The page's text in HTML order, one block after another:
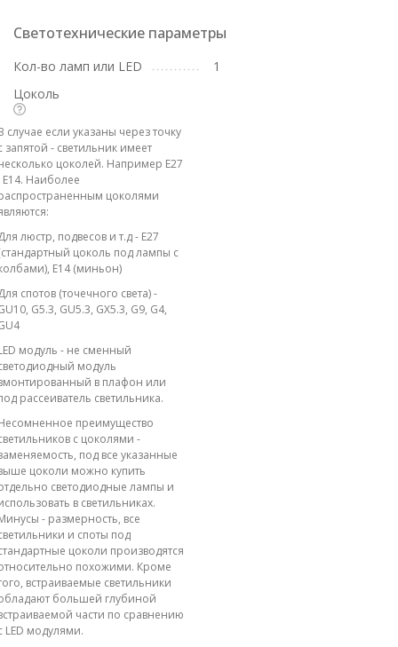
Светотехнические параметры
Кол-во ламп или LED
1
Цоколь
случае если указаны через точку
запятой - светильник имеет
цоколей. Например E27
E14. Наиболее
цоколями
люстр, подвесов и т.д - E27
цоколь под лампы с
E14 (миньон)
спотов (точечного света) -
G5.3, GU5.3, GX5.3, G9, G4,
модуль - не сменный
модуль
в плафон или
рассеиватель светильника.
преимущество
с цоколями -
под все указанные
цоколи можно купить
светодиодные лампы и
в светильниках.
- размерность, все
и споты под
цоколи производятся
похожими. Кроме
встраиваемые светильники
большей глубиной
части по сравнению
LED модулями.